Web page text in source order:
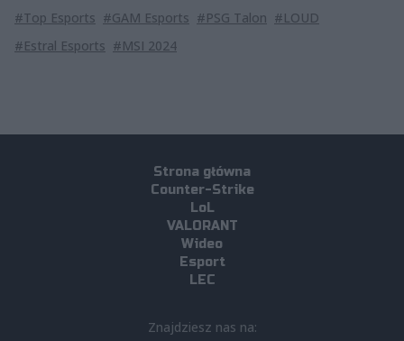
#Top Esports #GAM Esports #PSG Talon #LOUD
#Estral Esports #MSI 2024
Strona główna
Counter-Strike
LoL
VALORANT
Wideo
Esport
LEC
Znajdziesz nas na: